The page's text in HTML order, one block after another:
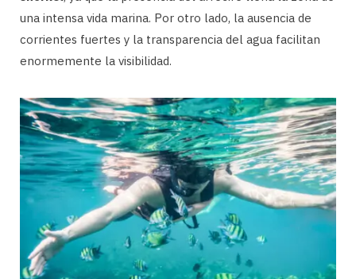
una intensa vida marina. Por otro lado, la ausencia de
corrientes fuertes y la transparencia del agua facilitan
enormemente la visibilidad.